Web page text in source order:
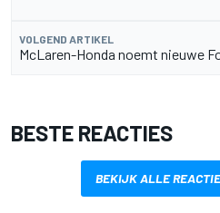
VOLGEND ARTIKEL
McLaren-Honda noemt nieuwe
BESTE REACTIES
BEKIJK ALLE